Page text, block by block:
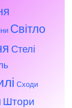
Світло
Стелі
Сходи
Штори